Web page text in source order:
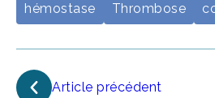
hémostase Thrombose
Article précédent